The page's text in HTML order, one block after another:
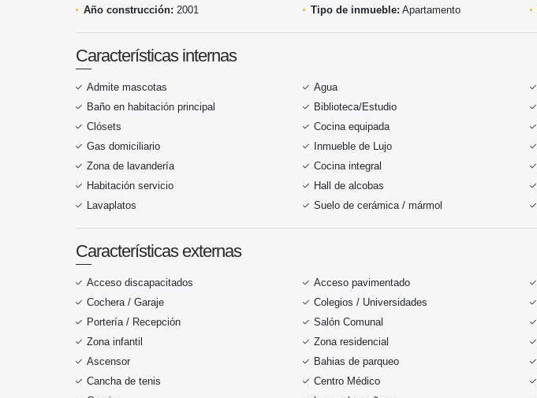
Año construcción: 2001 Tipo de inmueble: Apartamento
Características internas
Admite mascotas Agua
Baño en habitación principal
Biblioteca/Estudio
Clósets
Cocina equipada
Gas domiciliario
Inmueble de Lujo
Zona de lavandería
Cocina integral
Habitación servicio
Hall de alcobas
Lavaplatos
Suelo de cerámica / mármol
Características externas
Acceso discapacitados Acceso pavimentado
Cochera / Garaje
Colegios / Universidades
Portería / Recepción
Salón Comunal
Zona infantil
Zona residencial
Ascensor
Bahias de parqueo
Cancha de tenis
Centro Médico